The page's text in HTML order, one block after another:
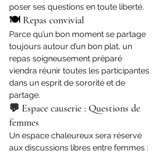
poser ses questions en toute liberté.
🍽️ Repas convivial
Parce qu’un bon moment se partage
toujours autour d’un bon plat, un
repas soigneusement préparé
viendra réunir toutes les participantes
dans un esprit de sororité et de
partage.
💬 Espace causerie : Questions de
femmes
Un espace chaleureux sera réservé
aux discussions libres entre femmes :